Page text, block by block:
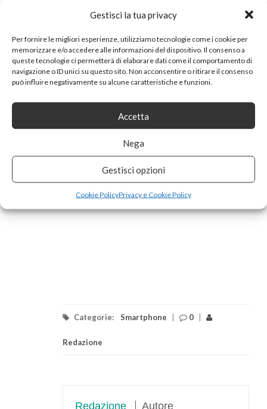
Gestisci la tua privacy
Per fornire le migliori esperienze, utilizziamo tecnologie come i cookie per
memorizzare e/o accedere alle informazioni del dispositivo. Il consenso a
queste tecnologie ci permetterà di elaborare dati come il comportamento di
navigazione o ID unici su questo sito. Non acconsentire o ritirare il consenso
può influire negativamente su alcune caratteristiche e funzioni.
Accetta
Nega
Gestisci opzioni
Cookie PolicyPrivacy e Cookie Policy
Categorie: Smartphone 0
Redazione
Redazione Autore